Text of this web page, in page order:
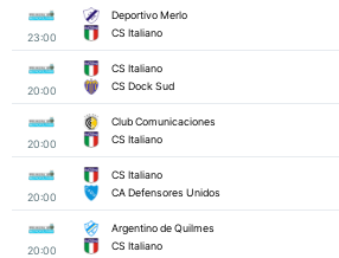
23:00
Deportivo Merlo
CS Italiano
20:00
CS Italiano
CS Dock Sud
20:00
Club Comunicaciones
CS Italiano
20:00
CS Italiano
CA Defensores Unidos
20:00
Argentino de Quilmes
CS Italiano